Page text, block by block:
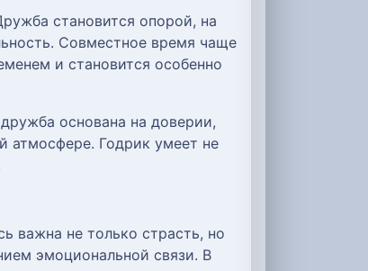
становится опорой, на
Совместное время чаще
и становится особенно
основана на доверии,
атмосфере. Годрик умеет не
важна не только страсть, но
эмоциональной связи. В